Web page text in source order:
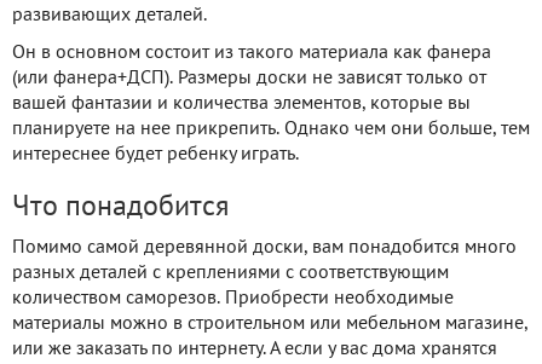
развивающих деталей.
Он в основном состоит из такого материала как фанера
(или фанера+ДСП). Размеры доски не зависят только от
вашей фантазии и количества элементов, которые вы
планируете на нее прикрепить. Однако чем они больше, тем
интереснее будет ребенку играть.
Что понадобится
Помимо самой деревянной доски, вам понадобится много
разных деталей с креплениями с соответствующим
количеством саморезов. Приобрести необходимые
материалы можно в строительном или мебельном магазине,
или же заказать по интернету. А если у вас дома хранятся